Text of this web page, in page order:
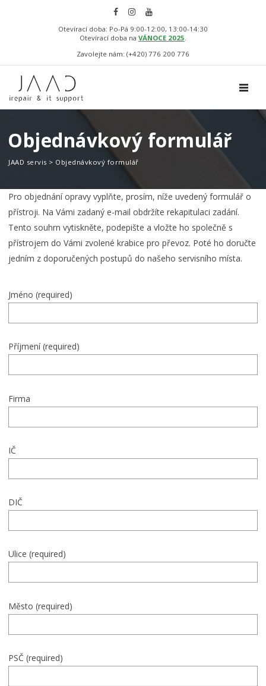
Otevírací doba: Po-Pá 9:00-12:00, 13:00-14:30
Otevírací doba na VÁNOCE 2025
Zavolejte nám: (+420) 776 200 776
Objednávkový formulář
JAAD servis > Objednávkový formulář
Pro objednání opravy vyplňte, prosím, níže uvedený formulář o
přístroji. Na Vámi zadaný e-mail obdržíte rekapitulaci zadání.
Tento souhrn vytiskněte, podepište a vložte ho společně s
přístrojem do Vámi zvolené krabice pro převoz. Poté ho doručte
jedním z doporučených postupů do našeho servisního místa.
Jméno (required)
Příjmení (required)
Firma
IČ
DIČ
Ulice (required)
Město (required)
PSČ (required)